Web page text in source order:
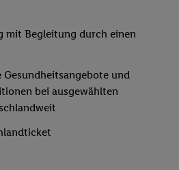
mit Begleitung durch einen
und
bei ausgewählten